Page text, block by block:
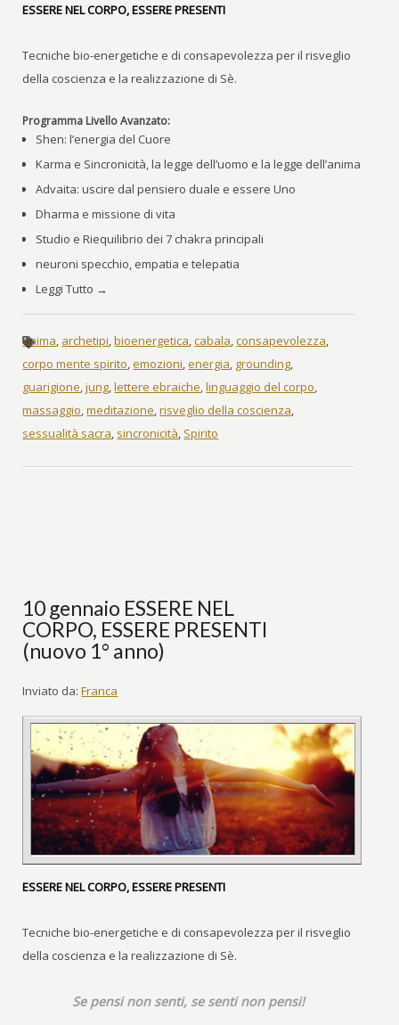
ESSERE NEL CORPO, ESSERE PRESENTI
Tecniche bio-energetiche e di consapevolezza per il risveglio
della coscienza e la realizzazione di Sè.
Programma Livello Avanzato:
Shen: l’energia del Cuore
Karma e Sincronicità, la legge dell’uomo e la legge dell’anima
Advaita: uscire dal pensiero duale e essere Uno
Dharma e missione di vita
Studio e Riequilibrio dei 7 chakra principali
neuroni specchio, empatia e telepatia
Leggi Tutto →
anima, archetipi,bioenergetica,cabala,consapevolezza,
corpo mente spirito,emozioni,energia, grounding,
guarigione,jung,lettere ebraiche,linguaggio del corpo,
massaggio,meditazione,risveglio della coscienza,
sessualità sacra, sincronicità, Spirito
10 gennaio ESSERE NEL
CORPO, ESSERE PRESENTI
(nuovo 1° anno)
Inviato da: Franca
ESSERE NEL CORPO, ESSERE PRESENTI
Tecniche bio-energetiche e di consapevolezza per il risveglio
della coscienza e la realizzazione di Sè.
Se pensi non senti, se senti non pensi!